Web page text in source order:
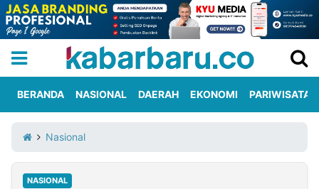
Iklan
Berita
Kami
BERANDA NASIONAL DAERAH EKONOMI PARIWISATA
Nasional
NASIONAL